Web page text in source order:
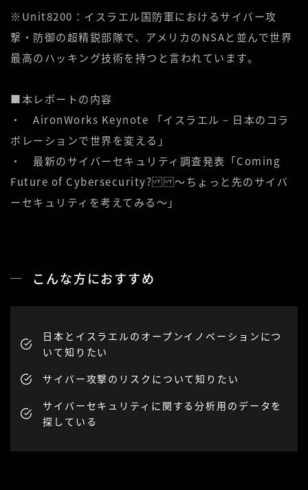
※Unit8200：イスラエル国防軍におけるサイバー攻
撃・防御の超精鋭部隊で、アメリカのNSAと並んで世界
最高のハッキング技術を持つと言われています。
■本レポートの内容
・ AironWorks Keynote 「イスラエル – 日本のコラ
ボレーションで世界を変える」
・ 最新のサイバーセキュリティ調査発表「Coming
Future of Cybersecurity? 〜ちょっと先のサイバ
ーセキュリティを考えてみる〜」
こんな方におすすめ
日本とイスラエルのオープンイノベーションにつ
いて知りたい
サイバー攻撃のリスクについて知りたい
サイバーセキュリティに関する分析用のデータを
探している